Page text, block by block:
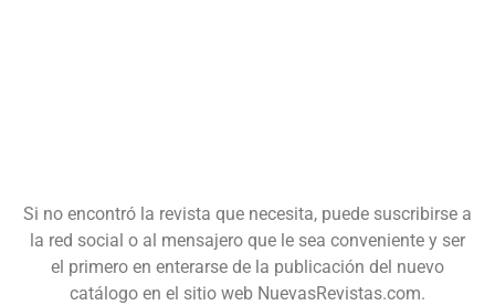
Si no encontró la revista que necesita, puede suscribirse a
la red social o al mensajero que le sea conveniente y ser
el primero en enterarse de la publicación del nuevo
catálogo en el sitio web NuevasRevistas.com.